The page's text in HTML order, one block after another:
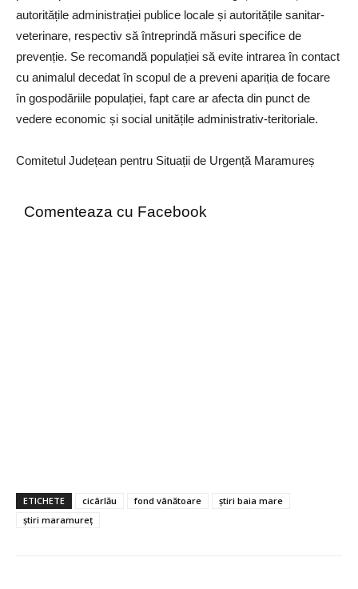
autoritățile administrației publice locale și autoritățile sanitar-
veterinare, respectiv să întreprindă măsuri specifice de
prevenție. Se recomandă populației să evite intrarea în contact
cu animalul decedat în scopul de a preveni apariția de focare
în gospodăriile populației, fapt care ar afecta din punct de
vedere economic și social unitățile administrativ-teritoriale.
Comitetul Județean pentru Situații de Urgență Maramureș
Comenteaza cu Facebook
ETICHETE cicârlău fond vânătoare
știri baia mare
știri maramureț